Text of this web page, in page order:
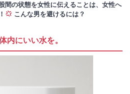
間の状態を女性に伝えることは、女性へ
こんな男を避けるには？
内にいい水を。